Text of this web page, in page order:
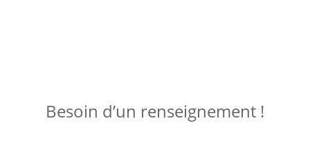
Besoin d’un renseignement !